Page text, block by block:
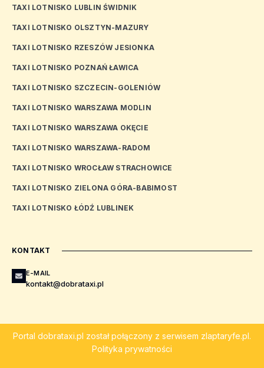
TAXI LOTNISKO LUBLIN ŚWIDNIK
TAXI LOTNISKO OLSZTYN-MAZURY
TAXI LOTNISKO RZESZÓW JESIONKA
TAXI LOTNISKO POZNAŃ ŁAWICA
TAXI LOTNISKO SZCZECIN-GOLENIÓW
TAXI LOTNISKO WARSZAWA MODLIN
TAXI LOTNISKO WARSZAWA OKĘCIE
TAXI LOTNISKO WARSZAWA-RADOM
TAXI LOTNISKO WROCŁAW STRACHOWICE
TAXI LOTNISKO ZIELONA GÓRA-BABIMOST
TAXI LOTNISKO ŁÓDŹ LUBLINEK
KONTAKT
E-MAIL
kontakt@dobrataxi.pl
Portal dobrataxi.pl został połączony z serwisem zlaptaryfe.pl.
Polityka prywatności